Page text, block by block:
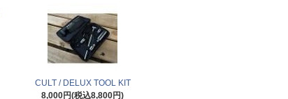
CULT / DELUX TOOL KIT
8,000円(税込8,800円)